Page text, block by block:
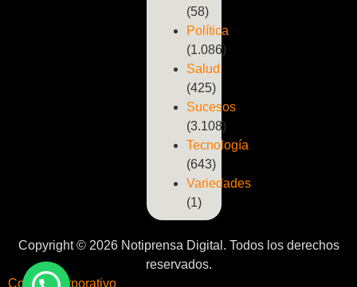
(58)
Política
(1.086)
Salud
(425)
Sucesos
(3.108)
Tecnología
(643)
Variedades
(1)
Copyright © 2026 Notiprensa Digital. Todos los derechos
reservados.
Correo Corporativo